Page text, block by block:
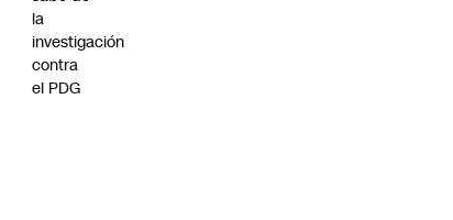
la
investigación
contra
el PDG